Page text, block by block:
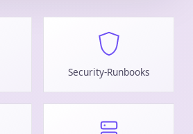
Security-Runbooks